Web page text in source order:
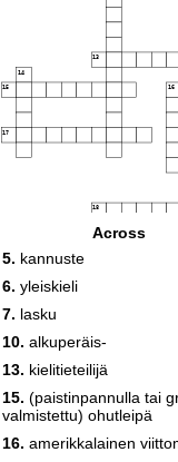
13
14
15 16
17
18
Across
5. kannuste
6. yleiskieli
7. lasku
10. alkuperäis-
13. kielitieteilijä
15. (paistinpannulla tai
valmistettu) ohutleipä
16. amerikkalainen